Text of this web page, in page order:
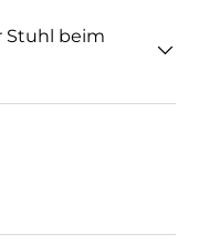
Stuhl beim